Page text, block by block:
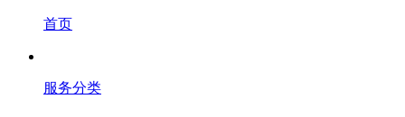
首页
服务分类